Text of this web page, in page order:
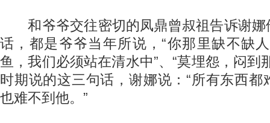
和爷爷交往密切的凤鼎曾叔祖告诉谢娜
话，都是爷爷当年所说，“你那里缺不缺
鱼，我们必须站在清水中”、“莫埋怨，闷到
时期说的这三句话，谢娜说：“所有东西都
也难不到他。”